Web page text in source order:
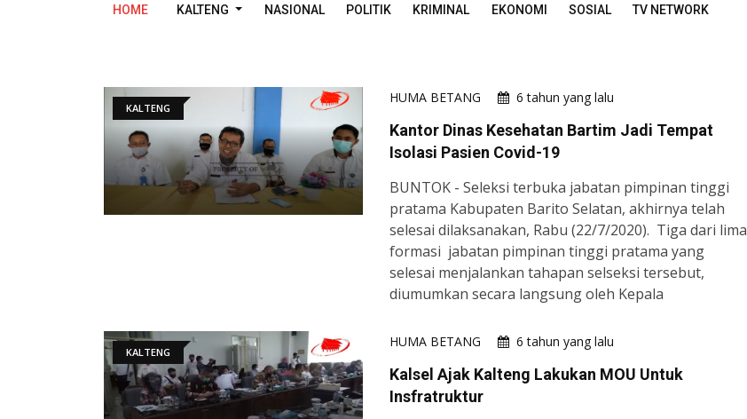
HOME KALTENG NASIONAL POLITIK KRIMINAL EKONOMI SOSIAL TV NETWORK
KALTENG
HUMA BETANG 6 tahun yang lalu
Kantor Dinas Kesehatan Bartim Jadi Tempat
Isolasi Pasien Covid-19
BUNTOK - Seleksi terbuka jabatan pimpinan tinggi
pratama Kabupaten Barito Selatan, akhirnya telah
selesai dilaksanakan, Rabu (22/7/2020). Tiga dari lima
formasi jabatan pimpinan tinggi pratama yang
selesai menjalankan tahapan selseksi tersebut,
diumumkan secara langsung oleh Kepala
KALTENG
HUMA BETANG 6 tahun yang lalu
Kalsel Ajak Kalteng Lakukan MOU Untuk
Insfratruktur